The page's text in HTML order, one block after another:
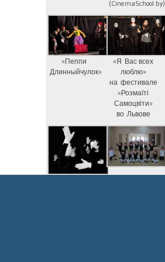
(CinemaSchool.by)
«Пеппи
Длинныйчулок»
«Я Вас всех
люблю»
на фестивале
«Розмаїті
Самоцвіти»
во Львове